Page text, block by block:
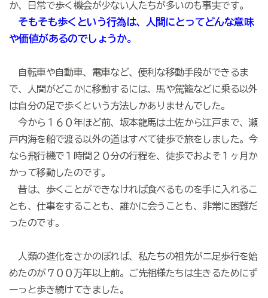
か、日常で歩く機会が少ない人たちが多いのも事実です。
そもそも歩くという行為は、人間にとってどんな意味
や価値があるのでしょうか。
自転車や自動車、電車など、便利な移動手段ができるま
で、人間がどこかに移動するには、馬や駕籠などに乗る以外
は自分の足で歩くという方法しかありませんでした。
今から１６０年ほど前、坂本龍馬は土佐から江戸まで、瀬
戸内海を船で渡る以外の道はすべて徒歩で旅をしました。今
なら飛行機で１時間２０分の行程を、徒歩でおよそ１ヶ月か
かって移動したのです。
昔は、歩くことができなければ食べるものを手に入れるこ
とも、仕事をすることも、誰かに会うことも、非常に困難だ
ったのです。
人類の進化をさかのぼれば、私たちの祖先が二足歩行を始
めたのが７００万年以上前。ご先祖様たちは生きるためにず
ーっと歩き続けてきました。